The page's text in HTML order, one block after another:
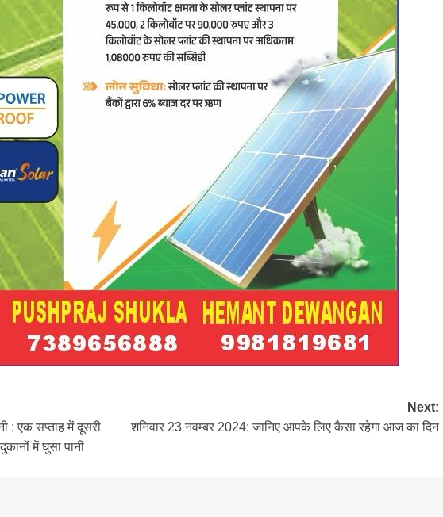
: एक सप्ताह में दूसरी
में घुसा पानी
Next:
शनिवार 23 नवम्बर 2024: जानिए आपके लिए कैसा रहेगा आज का दिन